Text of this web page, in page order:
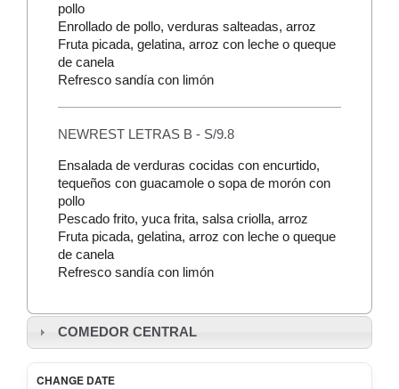
pollo
Enrollado de pollo, verduras salteadas, arroz
Fruta picada, gelatina, arroz con leche o queque
de canela
Refresco sandía con limón
NEWREST LETRAS B - S/9.8
Ensalada de verduras cocidas con encurtido,
tequeños con guacamole o sopa de morón con
pollo
Pescado frito, yuca frita, salsa criolla, arroz
Fruta picada, gelatina, arroz con leche o queque
de canela
Refresco sandía con limón
COMEDOR CENTRAL
CHANGE DATE